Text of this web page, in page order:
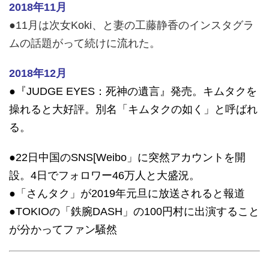
2018年11月
●11月は次女Koki、と妻の工藤静香のインスタグラ
ムの話題がって続けに流れた。
2018年12月
●『JUDGE EYES：死神の遺言』発売。キムタクを
操れると大好評。別名「キムタクの如く」と呼ばれ
る。
●22日中国のSNS[Weibo」に突然アカウントを開
設。4日でフォロワー46万人と大盛況。
●「さんタク」が2019年元旦に放送されると報道
●TOKIOの「鉄腕DASH」の100円村に出演すること
が分かってファン騒然